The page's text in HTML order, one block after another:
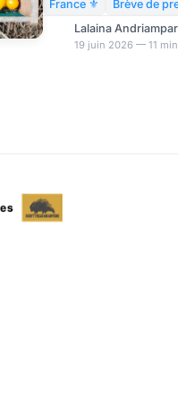
complémentaire »,
dissimulé. Une
France ⚜️
Brève de
Lalaina
19 juin 2026 — 11